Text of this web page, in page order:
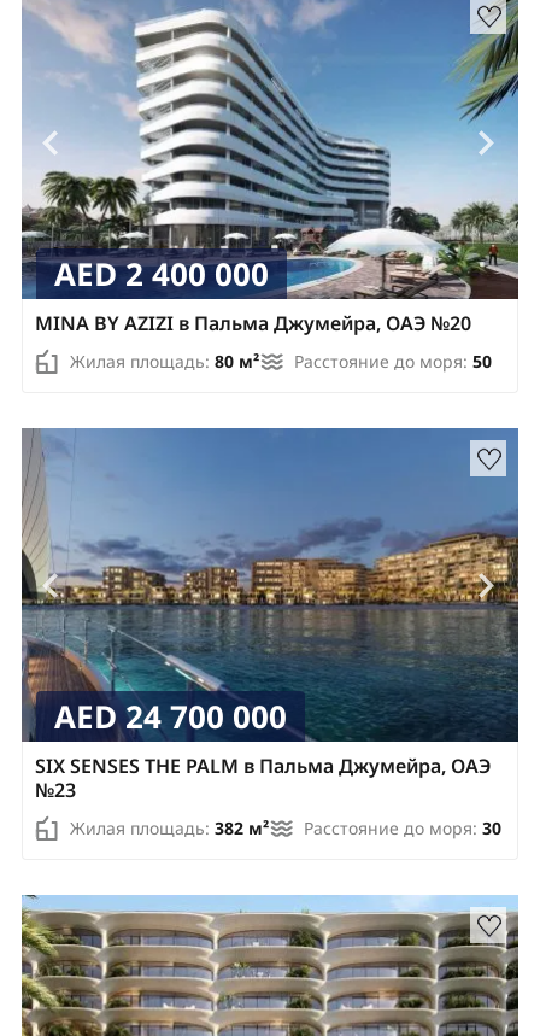
AED 2 400 000
MINA BY AZIZI в Пальма Джумейра, ОАЭ №20
Жилая площадь: 80 м² Расстояние до моря: 50
AED 24 700 000
SIX SENSES THE PALM в Пальма Джумейра, ОАЭ
№23
Жилая площадь: 382 м² Расстояние до моря: 30